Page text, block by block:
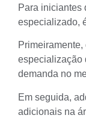
Para iniciantes
especializado,
especialização
demanda no
Em seguida,
adicionais na